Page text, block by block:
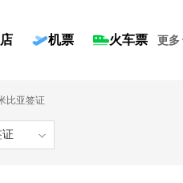
机票 火车票 更多
比亚签证